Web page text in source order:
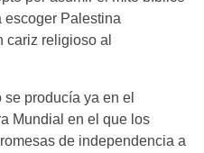
escoger Palestina
cariz religioso al
producía ya en el
Mundial en el que los
de independencia a